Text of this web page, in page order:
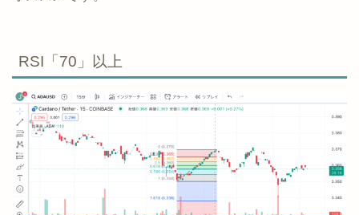
RSI「70」以上